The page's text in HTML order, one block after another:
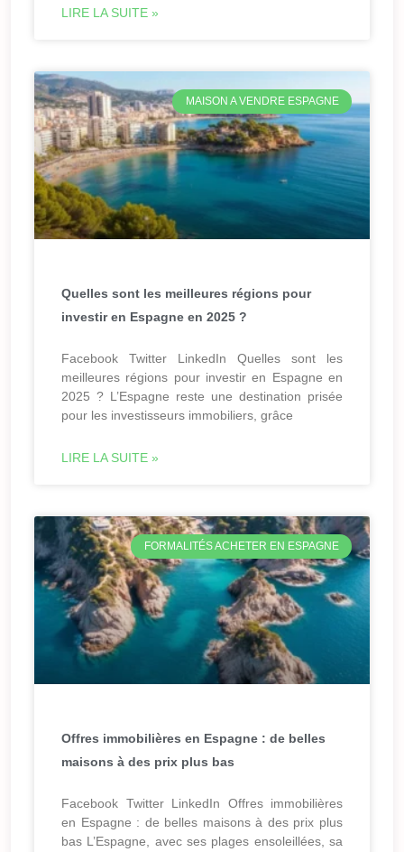
LIRE LA SUITE »
MAISON A VENDRE ESPAGNE
Quelles sont les meilleures régions pour
investir en Espagne en 2025 ?
Facebook Twitter LinkedIn Quelles sont les
meilleures régions pour investir en Espagne en
2025 ? L’Espagne reste une destination prisée
pour les investisseurs immobiliers, grâce
LIRE LA SUITE »
FORMALITÉS ACHETER EN ESPAGNE
Offres immobilières en Espagne : de belles
maisons à des prix plus bas
Facebook Twitter LinkedIn Offres immobilières
en Espagne : de belles maisons à des prix plus
bas L’Espagne, avec ses plages ensoleillées, sa